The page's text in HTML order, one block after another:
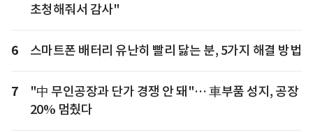
초청해줘서 감사"
6 스마트폰 배터리 유난히 빨리 닳는 분, 5가지 해결 방법
7
"中 무인공장과 단가 경쟁 안 돼"… 車부품 성지, 공장
20% 멈췄다